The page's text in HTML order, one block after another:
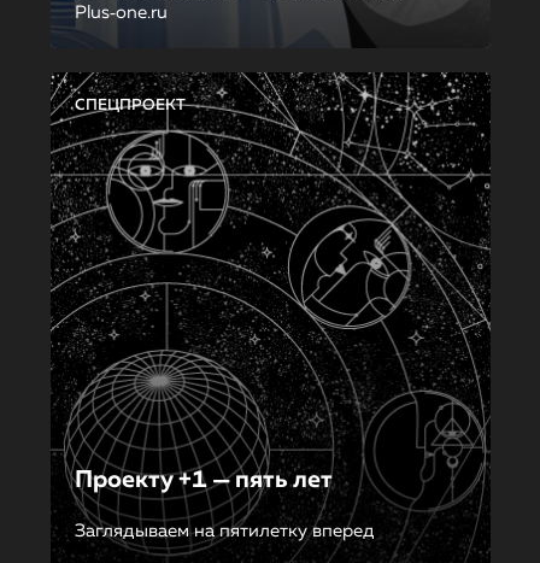
Plus‑one.ru
СПЕЦПРОЕКТ
Проекту +1 — пять лет
Заглядываем на пятилетку вперед